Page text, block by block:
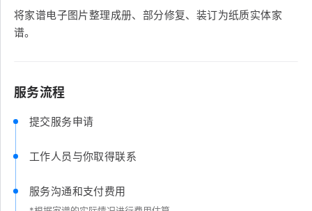
将家谱电子图片整理成册、部分修复、装订为纸质实体家
谱。
服务流程
提交服务申请
工作人员与你取得联系
服务沟通和支付费用